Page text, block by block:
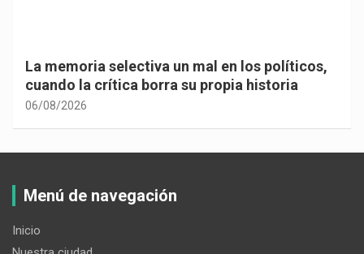
La memoria selectiva un mal en los políticos,
cuando la crítica borra su propia historia
06/08/2026
Menú de navegación
Inicio